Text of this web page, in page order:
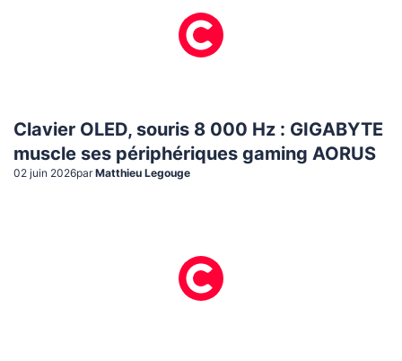
Clavier OLED, souris 8 000 Hz : GIGABYTE
muscle ses périphériques gaming AORUS
02 juin 2026par Matthieu Legouge